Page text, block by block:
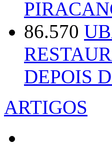
86.570
DEPOIS
ARTIGOS